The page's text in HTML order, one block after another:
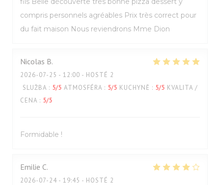
compris personnels agréables Prix très correct pour
du fait maison Nous reviendrons Mme Dion
Nicolas B
2026-07-25 - 12:00 - HOSTÉ 2
SLUŽBA : 5/5 ATMOSFÉRA : 5/5 KUCHYNĚ : 5/5 KVALITA /
CENA : 5/5
Formidable !
Emilie C
2026-07-24 - 19:45 - HOSTÉ 2